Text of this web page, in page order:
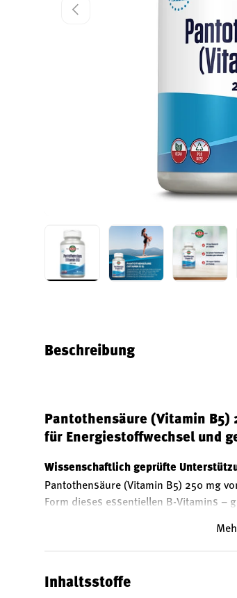
Vorherige
Beschreibung
Pantothensäure (Vitamin B5)
für Energiestoffwechsel und
Wissenschaftlich geprüfte
Pantothensäure (Vitamin B5) 250 mg
Form dieses essentiellen B-Vitamins –
und unterstützt die normale geistige
Verringerung von Müdigkeit und
Trägt zu einem normalen
Inhaltsstoffe